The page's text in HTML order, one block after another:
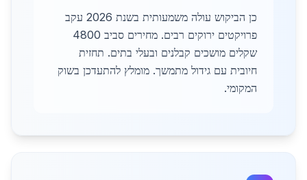
כן הביקוש עולה משמעותית בשנת 2026 עקב
פרויקטים ירוקים רבים. מחירים סביב 4800
שקלים מושכים קבלנים ובעלי בתים. תחזית
חיובית עם גידול מתמשך. מומלץ להתעדכן בשוק
המקומי.